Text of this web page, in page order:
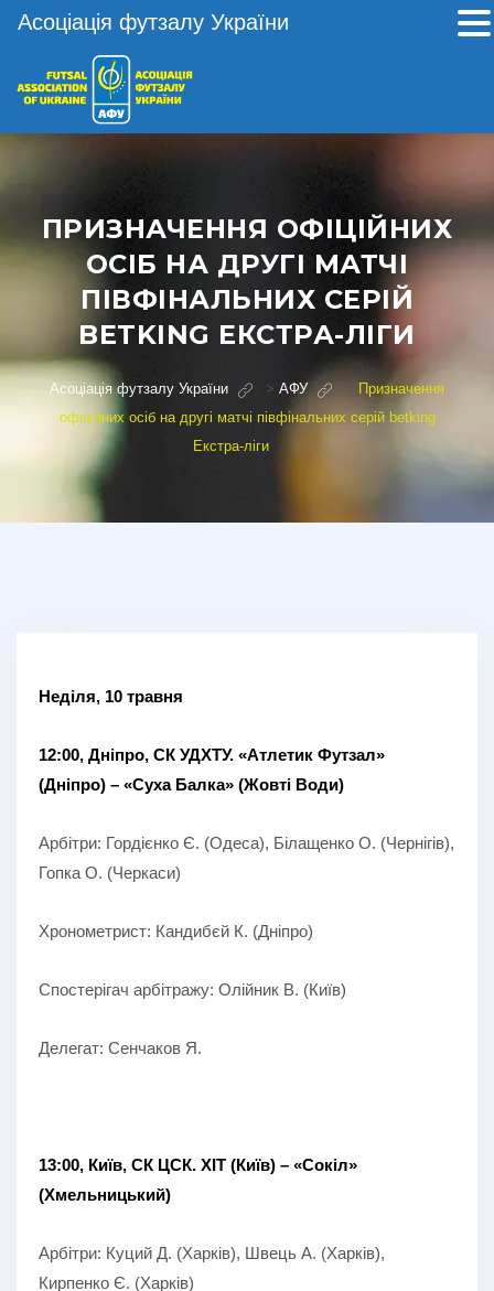
ПРИЗНАЧЕННЯ ОФІЦІЙНИХ
ОСІБ НА ДРУГІ МАТЧІ
ПІВФІНАЛЬНИХ СЕРІЙ
BETKING ЕКСТРА-ЛІГИ
Асоціація футзалу України > АФУ
Призначення
офіційних осіб на другі матчі півфінальних серій betking
Екстра-ліги
Неділя, 10 травня
12:00, Дніпро, СК УДХТУ. «Атлетик Футзал»
(Дніпро) – «Суха Балка» (Жовті Води)
Арбітри: Гордієнко Є. (Одеса), Білащенко О. (Чернігів),
Гопка О. (Черкаси)
Хронометрист: Кандибєй К. (Дніпро)
Спостерігач арбітражу: Олійник В. (Київ)
Делегат: Сенчаков Я.
13:00, Київ, СК ЦСК. ХІТ (Київ) – «Сокіл»
(Хмельницький)
Арбітри: Куций Д. (Харків), Швець А. (Харків),
Кирпенко Є. (Харків)
Асоціація футзалу України